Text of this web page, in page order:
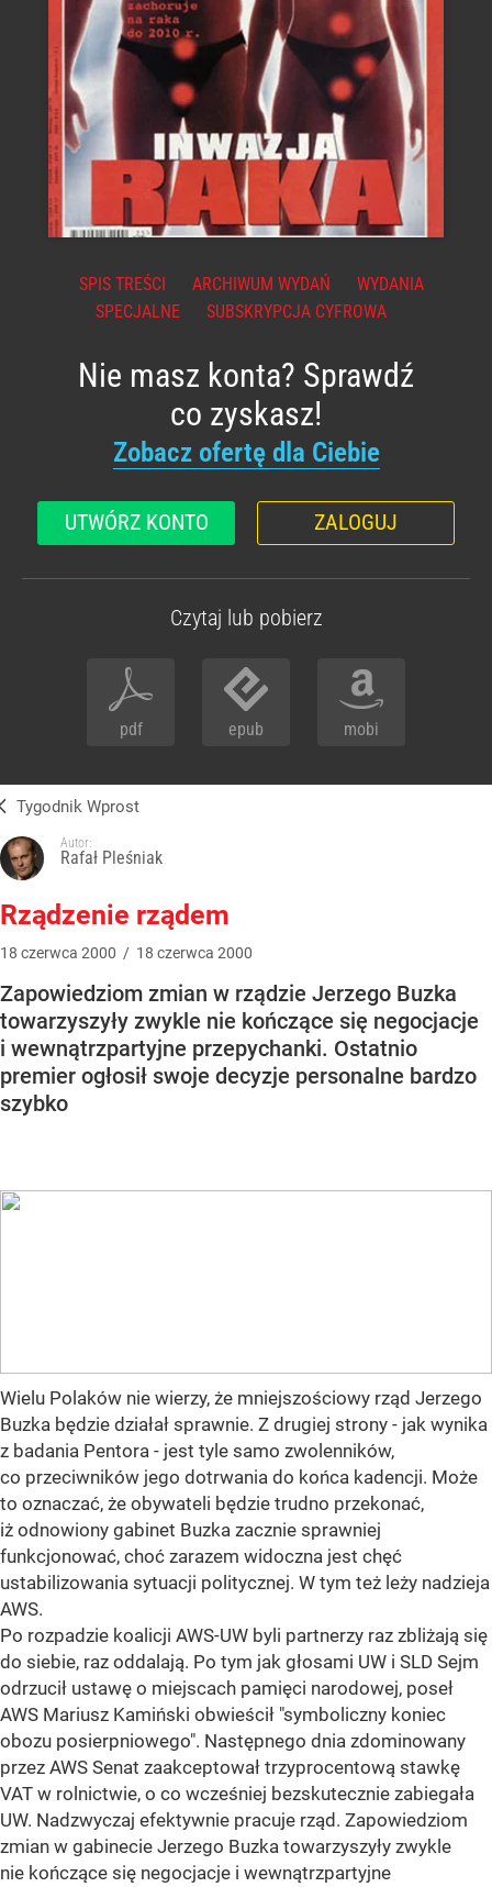
SPIS TREŚCI ARCHIWUM WYDAŃ
WYDANIA
SPECJALNE
SUBSKRYPCJA CYFROWA
Nie masz konta? Sprawdź
co zyskasz!
Zobacz ofertę dla Ciebie
UTWÓRZ KONTO ZALOGUJ
Czytaj lub pobierz
pdf epub mobi
Tygodnik Wprost
Autor:
Rafał Pleśniak
Rządzenie rządem
18 czerwca 2000 / 18 czerwca 2000
Zapowiedziom zmian w rządzie Jerzego Buzka
towarzyszyły zwykle nie kończące się negocjacje
i wewnątrzpartyjne przepychanki. Ostatnio
premier ogłosił swoje decyzje personalne bardzo
szybko
Wielu Polaków nie wierzy, że mniejszościowy rząd Jerzego
Buzka będzie działał sprawnie. Z drugiej strony - jak wynika
z badania Pentora - jest tyle samo zwolenników,
co przeciwników jego dotrwania do końca kadencji. Może
to oznaczać, że obywateli będzie trudno przekonać,
iż odnowiony gabinet Buzka zacznie sprawniej
funkcjonować, choć zarazem widoczna jest chęć
ustabilizowania sytuacji politycznej. W tym też leży nadzieja
AWS.
Po rozpadzie koalicji AWS-UW byli partnerzy raz zbliżają się
do siebie, raz oddalają. Po tym jak głosami UW i SLD Sejm
odrzucił ustawę o miejscach pamięci narodowej, poseł
AWS Mariusz Kamiński obwieścił "symboliczny koniec
obozu posierpniowego". Następnego dnia zdominowany
przez AWS Senat zaakceptował trzyprocentową stawkę
VAT w rolnictwie, o co wcześniej bezskutecznie zabiegała
UW. Nadzwyczaj efektywnie pracuje rząd. Zapowiedziom
zmian w gabinecie Jerzego Buzka towarzyszyły zwykle
nie kończące się negocjacje i wewnątrzpartyjne